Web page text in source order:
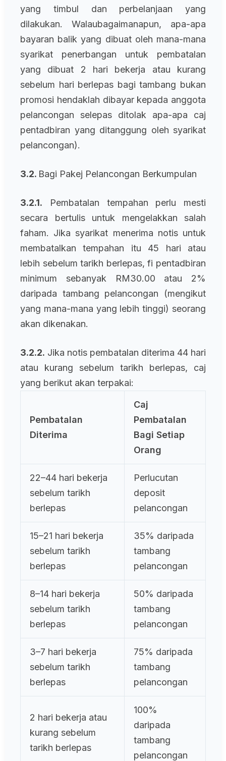
yang timbul dan perbelanjaan yang
dilakukan. Walaubagaimanapun, apa-apa
bayaran balik yang dibuat oleh mana-mana
syarikat penerbangan untuk pembatalan
yang dibuat 2 hari bekerja atau kurang
sebelum hari berlepas bagi tambang bukan
promosi hendaklah dibayar kepada anggota
pelancongan selepas ditolak apa-apa caj
pentadbiran yang ditanggung oleh syarikat
pelancongan).
3.2. Bagi Pakej Pelancongan Berkumpulan
3.2.1. Pembatalan tempahan perlu mesti
secara bertulis untuk mengelakkan salah
faham. Jika syarikat menerima notis untuk
membatalkan tempahan itu 45 hari atau
lebih sebelum tarikh berlepas, fi pentadbiran
minimum sebanyak RM30.00 atau 2%
daripada tambang pelancongan (mengikut
yang mana-mana yang lebih tinggi) seorang
akan dikenakan.
3.2.2. Jika notis pembatalan diterima 44 hari
atau kurang sebelum tarikh berlepas, caj
yang berikut akan terpakai:
Pembatalan
Diterima
Caj
Pembatalan
Bagi Setiap
Orang
22–44 hari bekerja
sebelum tarikh
berlepas
Perlucutan
deposit
pelancongan
15–21 hari bekerja
sebelum tarikh
berlepas
35% daripada
tambang
pelancongan
8–14 hari bekerja
sebelum tarikh
berlepas
50% daripada
tambang
pelancongan
3–7 hari bekerja
sebelum tarikh
berlepas
75% daripada
tambang
pelancongan
2 hari bekerja atau
kurang sebelum
tarikh berlepas
100%
daripada
tambang
pelancongan